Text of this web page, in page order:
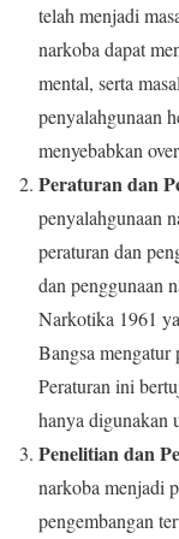
telah menjadi
narkoba dapat
mental, serta
penyalahgunaan
menyebabkan
Peraturan dan
penyalahgunaan
peraturan dan
dan penggunaan
Narkotika 1961
Bangsa mengatur
Peraturan ini
hanya digunakan
Penelitian dan
narkoba menjadi
pengembangan